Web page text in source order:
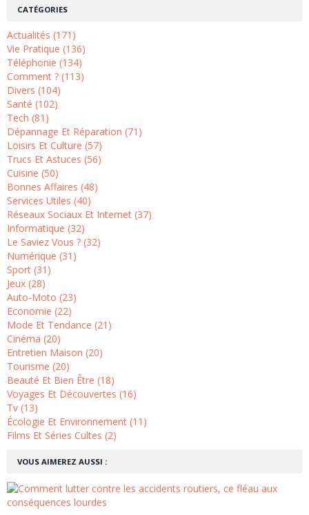
VOUS AIMEREZ AUSSI :
CATÉGORIES
Actualités (171)
Vie Pratique (136)
Téléphonie (134)
Comment ? (113)
Divers (104)
Santé (102)
Tech (81)
Dépannage Et Réparation (71)
Loisirs Et Culture (57)
Trucs Et Astuces (56)
Cuisine (50)
Bonnes Affaires (48)
Services Utiles (40)
Réseaux Sociaux Et Internet (37)
Informatique (32)
Le Saviez Vous ? (32)
Numérique (31)
Sport (31)
Jeux (28)
Auto-Moto (23)
Economie (22)
Mode Et Tendance (21)
Cinéma (20)
Entretien Maison (20)
Tourisme (20)
Beauté Et Bien Être (18)
Voyages Et Découvertes (16)
Tv (13)
Écologie Et Environnement (11)
Films Et Séries Cultes (2)